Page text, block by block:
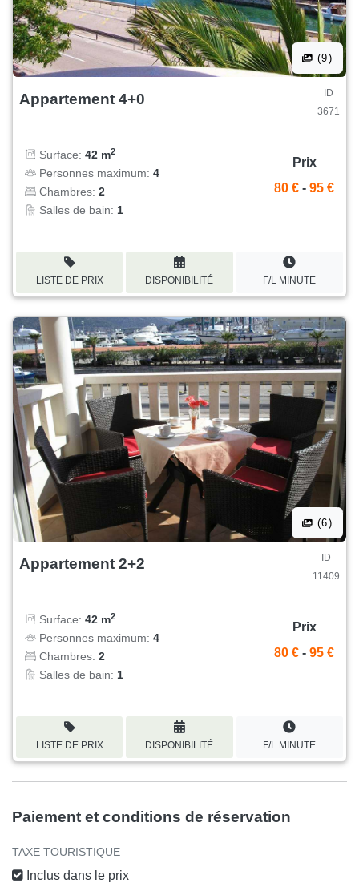
(9)
Appartement 4+0
ID
3671
Surface: 42 m2
Personnes maximum: 4
Chambres: 2
Salles de bain: 1
Prix
80 € - 95 €
LISTE DE PRIX DISPONIBILITÉ F/L MINUTE
(6)
Appartement 2+2
ID
11409
Surface: 42 m2
Personnes maximum: 4
Chambres: 2
Salles de bain: 1
Prix
80 € - 95 €
LISTE DE PRIX DISPONIBILITÉ F/L MINUTE
Paiement et conditions de réservation
TAXE TOURISTIQUE
Inclus dans le prix